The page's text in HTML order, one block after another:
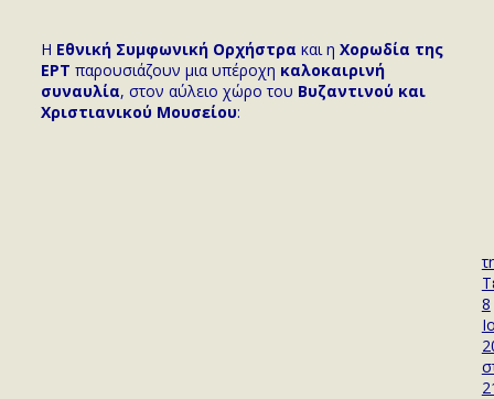
Η Εθνική Συμφωνική Ορχήστρα και η Χορωδία της
ΕΡΤ παρουσιάζουν μια υπέροχη καλοκαιρινή
συναυλία, στον αύλειο χώρο του Βυζαντινού και
Χριστιανικού Μουσείου:
8